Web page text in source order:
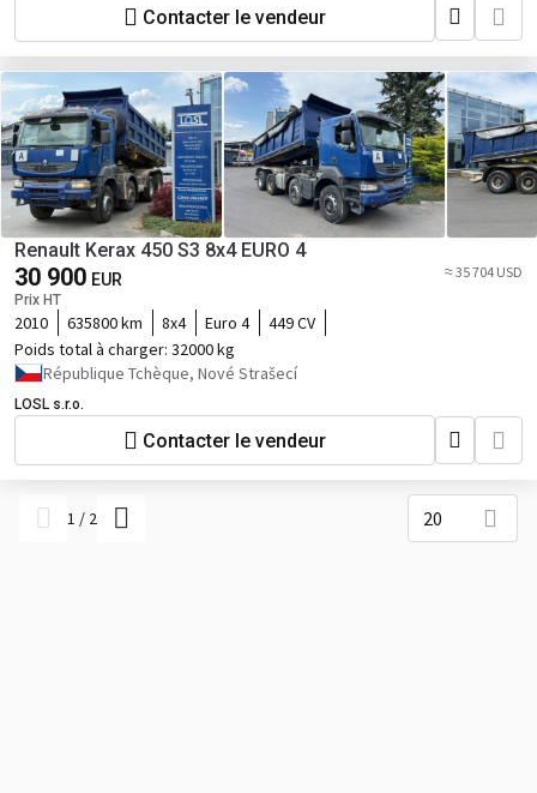
Contacter le vendeur
Renault Kerax 450 S3 8x4 EURO 4
30 900 EUR
Prix HT
≈ 35 704 USD
2010 635800 km 8x4 Euro 4
449 CV
Poids total à charger: 32000 kg
République Tchèque, Nové Strašecí
LOSL s.r.o.
Contacter le vendeur
1 / 2 20